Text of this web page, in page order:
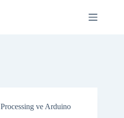
Processing ve Arduino